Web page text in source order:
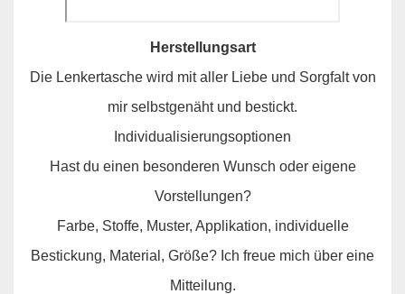
Herstellungsart
Die Lenkertasche wird mit aller Liebe und Sorgfalt von
mir selbstgenäht und bestickt.
Individualisierungsoptionen
Hast du einen besonderen Wunsch oder eigene
Vorstellungen?
Farbe, Stoffe, Muster, Applikation, individuelle
Bestickung, Material, Größe? Ich freue mich über eine
Mitteilung.